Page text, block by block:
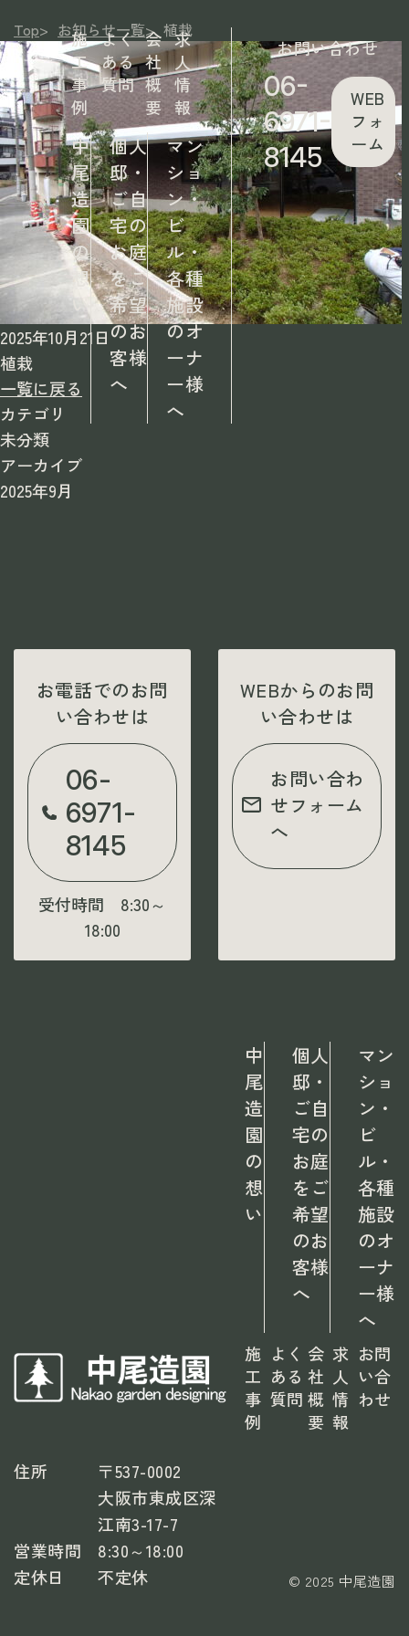
施
工
事
例
よく
ある
質問
会
社
概
要
求
人
情
報
中
尾
造
園
の
想
い
個人
邸・
ご自
宅の
お庭
をご
希望
のお
客様
へ
マン
ショ
ン・
ビ
ル・
各種
施設
のオ
ーナ
ー様
へ
お問い合わせ
06-
6971-
8145
WEB
フォ
ーム
Top> お知らせ一覧> 植栽
2025年10月21日
植栽
一覧に戻る
カテゴリ
未分類
アーカイブ
2025年9月
お電話でのお問
い合わせは
06-
6971-
8145
受付時間 8:30～
18:00
WEBからのお問
い合わせは
お問い合わ
せフォーム
へ
住所
〒537-0002
大阪市東成区深
江南3-17-7
営業時間
8:30～18:00
定休日
不定休
中
尾
造
園
の
想
い
個人
邸・
ご自
宅の
お庭
をご
希望
のお
客様
へ
マン
ショ
ン・
ビ
ル・
各種
施設
のオ
ーナ
ー様
へ
施
工
事
例
よく
ある
質問
会
社
概
要
求
人
情
報
お問
い合
わせ
© 2025 中尾造園